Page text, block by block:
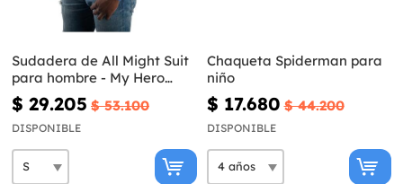
Sudadera de All Might Suit
para hombre - My Hero
Academia
$ 29.205 $ 53.100
DISPONIBLE
Chaqueta Spiderman para
niño
$ 17.680 $ 44.200
DISPONIBLE